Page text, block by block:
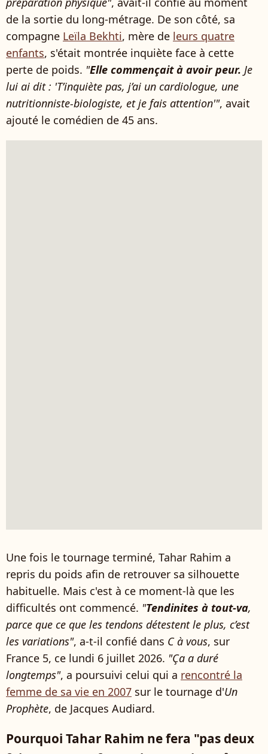
de la sortie du long-métrage. De son côté, sa
compagne Leïla Bekhti, mère de leurs quatre
enfants, s'était montrée inquiète face à cette
perte de poids. "Elle commençait à avoir peur. Je
lui ai dit : 'T’inquiète pas, j’ai un cardiologue, une
nutritionniste-biologiste, et je fais attention'", avait
ajouté le comédien de 45 ans.
Une fois le tournage terminé, Tahar Rahim a
repris du poids afin de retrouver sa silhouette
habituelle. Mais c'est à ce moment-là que les
difficultés ont commencé. "Tendinites à tout-va,
parce que ce que les tendons détestent le plus, c’est
les variations", a-t-il confié dans C à vous, sur
France 5, ce lundi 6 juillet 2026. "Ça a duré
longtemps", a poursuivi celui qui a rencontré la
femme de sa vie en 2007 sur le tournage d'Un
Prophète, de Jacques Audiard.
Pourquoi Tahar Rahim ne fera "pas deux